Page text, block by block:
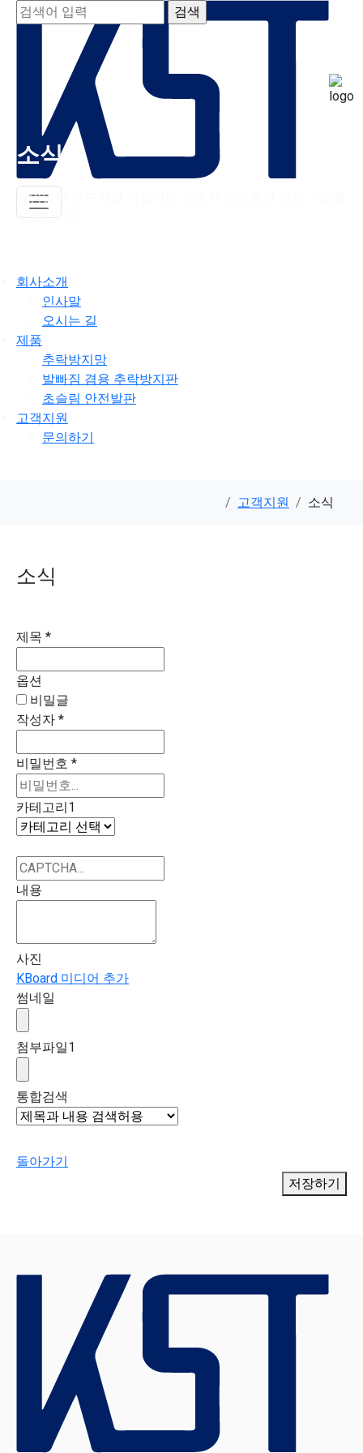
소식
끊임없이 연구하고 개발하는 전동차 안전발판 전문 기업을
지향합니다.
회사소개
인사말
오시는 길
제품
추락방지망
발빠짐 겸용 추락방지판
초슬림 안전발판
고객지원
문의하기
고객지원 소식
소식
제목 *
옵션
비밀글
작성자 *
비밀번호 *
카테고리1
내용
사진
KBoard 미디어 추가
썸네일
첨부파일1
통합검색
돌아가기
저장하기